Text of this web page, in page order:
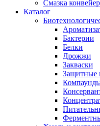
Смазка
Каталог
Бактерии
Белки
Дрожжи
Закваски
Защитные